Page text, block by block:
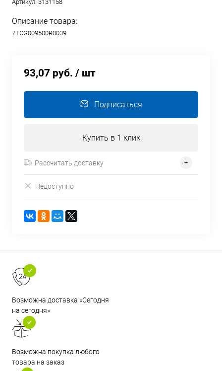
Артикул: 3131158
Описание товара:
7TCG009500R0039
93,07 руб. / шт
Подписаться
Купить в 1 клик
Рассчитать доставку
Недоступно
Возможна доставка «Сегодня
на сегодня»
Возможна покупка любого
товара на заказ